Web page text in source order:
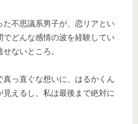
た不思議系男子が、恋リアとい
でどんな感情の波を経験してい
ないところ。
真っ直ぐな想いに、はるかくん
見えるし、私は最後まで絶対に